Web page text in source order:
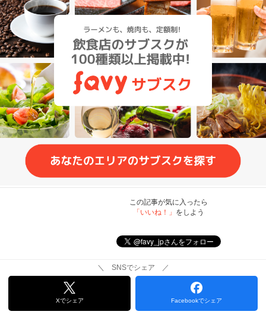
この記事が気に入ったら
「いいね！」 をしよう
＼ SNSでシェア ／
Xでシェア Facebookでシェア